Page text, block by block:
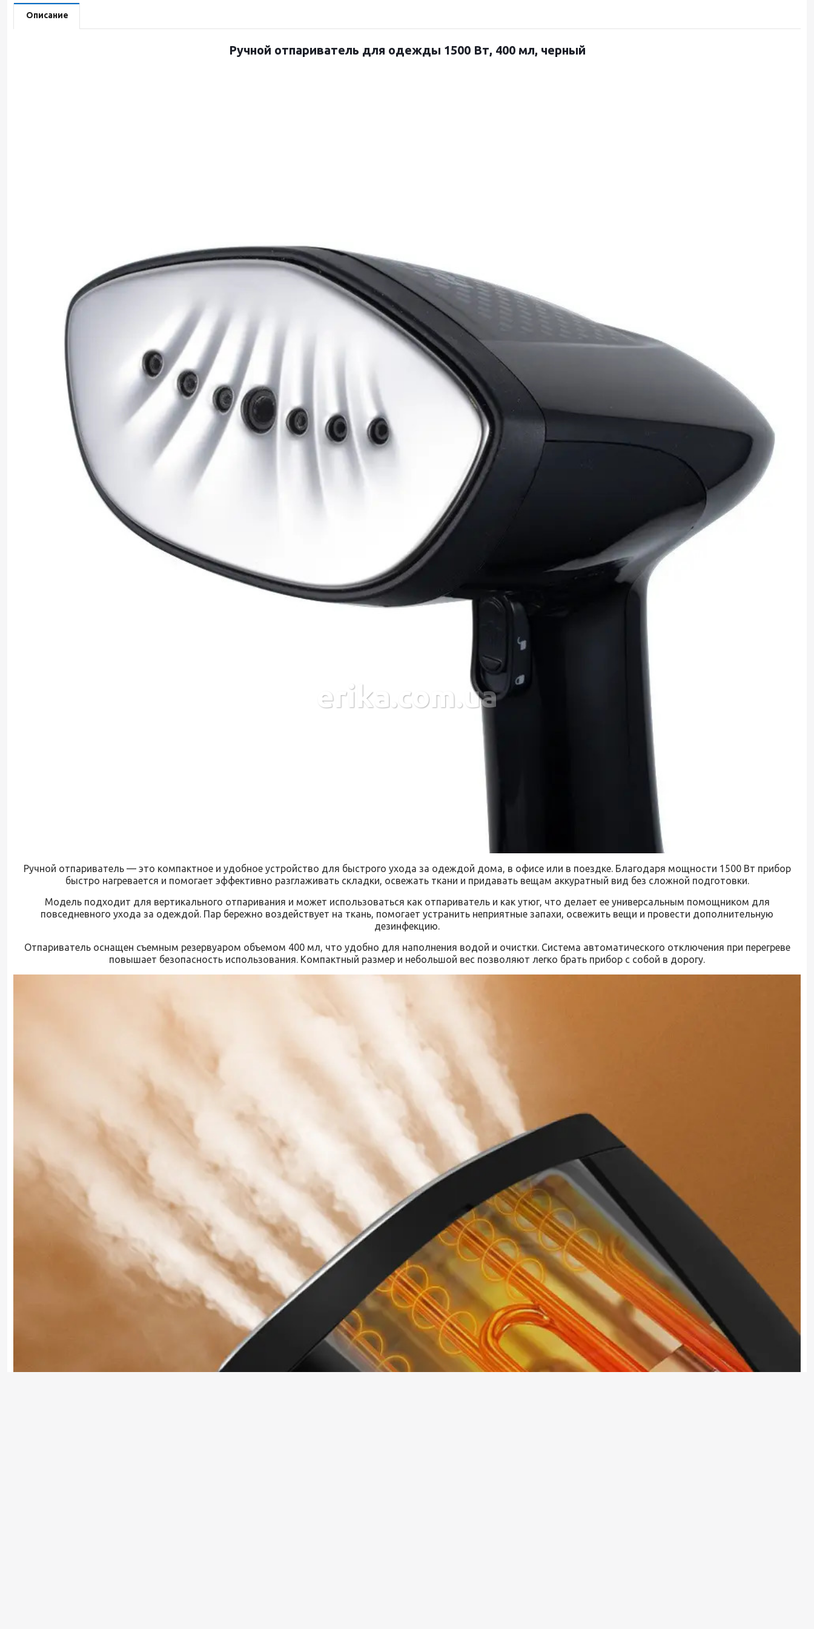
Описание
Ручной отпариватель для одежды 1500 Вт, 400 мл, черный
erika.com.ua
Ручной отпариватель — это компактное и удобное устройство для быстрого ухода за одеждой дома, в офисе или в поездке. Благодаря мощности 1500 Вт прибор
быстро нагревается и помогает эффективно разглаживать складки, освежать ткани и придавать вещам аккуратный вид без сложной подготовки.
Модель подходит для вертикального отпаривания и может использоваться как отпариватель и как утюг, что делает ее универсальным помощником для
повседневного ухода за одеждой. Пар бережно воздействует на ткань, помогает устранить неприятные запахи, освежить вещи и провести дополнительную
дезинфекцию.
Отпариватель оснащен съемным резервуаром объемом 400 мл, что удобно для наполнения водой и очистки. Система автоматического отключения при перегреве
повышает безопасность использования. Компактный размер и небольшой вес позволяют легко брать прибор с собой в дорогу.